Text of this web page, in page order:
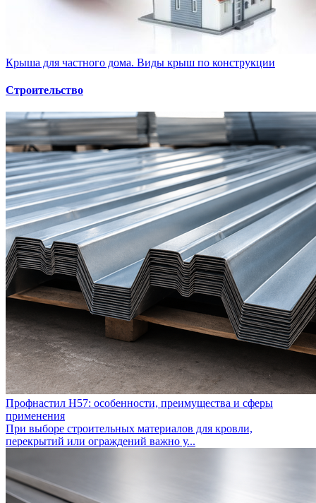
Крыша для частного дома. Виды крыш по конструкции
Строительство
Профнастил Н57: особенности, преимущества и сферы
применения
При выборе строительных материалов для кровли,
перекрытий или ограждений важно у...